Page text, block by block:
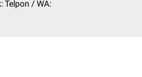
Telpon / WA: